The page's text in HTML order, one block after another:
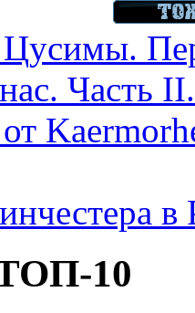
Часть
10